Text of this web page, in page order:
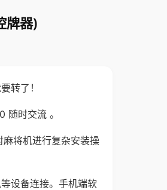
牌器)
转了！
时交流 。
将机进行复杂安装操
设备连接。手机端软